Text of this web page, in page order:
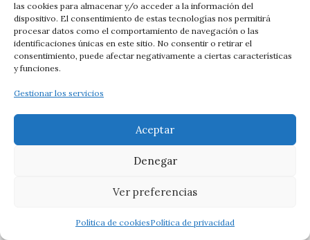
las cookies para almacenar y/o acceder a la información del
dispositivo. El consentimiento de estas tecnologías nos permitirá
procesar datos como el comportamiento de navegación o las
identificaciones únicas en este sitio. No consentir o retirar el
consentimiento, puede afectar negativamente a ciertas características
y funciones.
Gestionar los servicios
Aceptar
Denegar
Ver preferencias
Política de cookiesPolítica de privacidad
Keywords:decision-making, autonomy, women,
patriarchal society
Abstract:The study addressed the challenges impeding
Palestinian women from fully autonomy in household
women, randomly selected in the West Bank during 2018
participated in the study. The findings demonstrate that
Palestinian women hold low level of decision-making
autonomy that don not exceed their own expenditures,
and daily household expenditures. Current statistics
children, and work status of the women contributed to